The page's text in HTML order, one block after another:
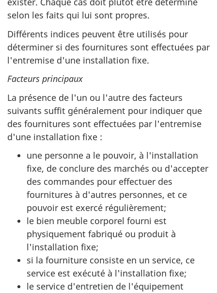
selon les faits qui lui sont propres.
Différents indices peuvent être utilisés pour
déterminer si des fournitures sont effectuées par
l'entremise d'une installation fixe.
Facteurs principaux
La présence de l'un ou l'autre des facteurs
suivants suffit généralement pour indiquer que
des fournitures sont effectuées par l'entremise
d'une installation fixe :
une personne a le pouvoir, à l'installation
fixe, de conclure des marchés ou d'accepter
des commandes pour effectuer des
fournitures à d'autres personnes, et ce
pouvoir est exercé régulièrement;
le bien meuble corporel fourni est
physiquement fabriqué ou produit à
l'installation fixe;
si la fourniture consiste en un service, ce
service est exécuté à l'installation fixe;
le service d'entretien de l'équipement